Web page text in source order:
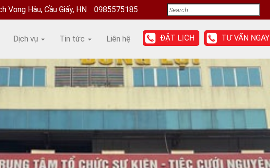
Vọng Hậu, Cầu Giấy, HN 0985575185
Dịch vụ Tin tức Liên hệ ĐẶT LỊCH TƯ VẤN NGAY